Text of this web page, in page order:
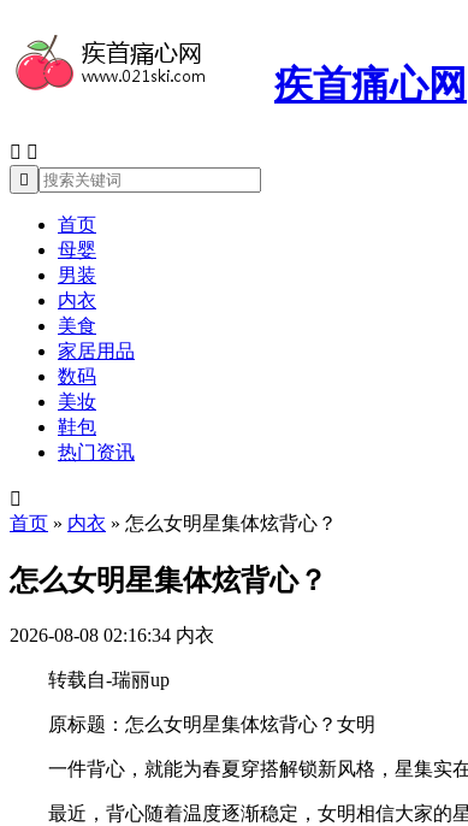
疾首痛心网
 

首页
母婴
男装
内衣
美食
家居用品
数码
美妆
鞋包
热门资讯

首页 » 内衣 » 怎么女明星集体炫背心？
怎么女明星集体炫背心？
2026-08-08 02:16:34 内衣
转载自-瑞丽up
原标题：怎么女明星集体炫背心？女明
一件背心，就能为春夏穿搭解锁新风格，星集实在
最近，背心随着温度逐渐稳定，女明相信大家的星